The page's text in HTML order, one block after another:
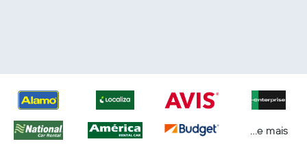
...e mais